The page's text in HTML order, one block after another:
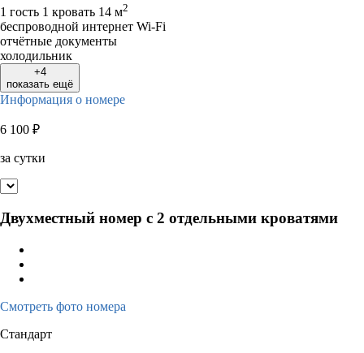
1 гость 1 кровать 14 м2
беспроводной интернет Wi-Fi
отчётные документы
холодильник
+4
показать ещё
Информация о номере
6 100 ₽
за сутки
Двухместный номер с 2 отдельными кроватями
Смотреть фото номера
Стандарт